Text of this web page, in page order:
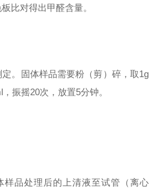
比对得出甲醛含量。
。固体样品需要粉（剪）碎，取1g
振摇20次，放置5分钟。
样品处理后的上清液至试管（离心